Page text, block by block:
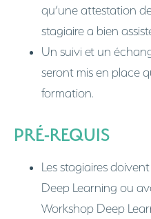
qu’une attestation
stagiaire a bien
Un suivi et un
seront mis en place
formation.
PRÉ-REQUIS
Les stagiaires
Deep Learning ou
Workshop Deep